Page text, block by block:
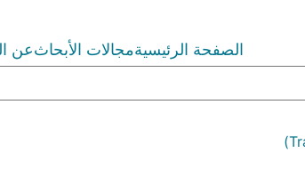
الصفحة الرئيسيةمجالات الأبحاثعن